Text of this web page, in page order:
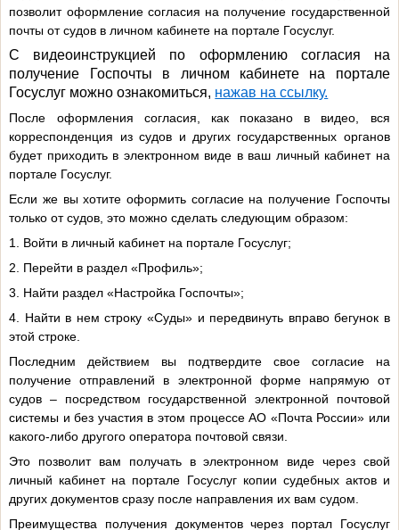
позволит оформление согласия на получение государственной
почты от судов в личном кабинете на портале Госуслуг.
С видеоинструкцией по оформлению согласия на
получение Госпочты в личном кабинете на портале
Госуслуг можно ознакомиться, нажав на ссылку.
После оформления согласия, как показано в видео, вся
корреспонденция из судов и других государственных органов
будет приходить в электронном виде в ваш личный кабинет на
портале Госуслуг.
Если же вы хотите оформить согласие на получение Госпочты
только от судов, это можно сделать следующим образом:
1. Войти в личный кабинет на портале Госуслуг;
2. Перейти в раздел «Профиль»;
3. Найти раздел «Настройка Госпочты»;
4. Найти в нем строку «Суды» и передвинуть вправо бегунок в
этой строке.
Последним действием вы подтвердите свое согласие на
получение отправлений в электронной форме напрямую от
судов – посредством государственной электронной почтовой
системы и без участия в этом процессе АО «Почта России» или
какого-либо другого оператора почтовой связи.
Это позволит вам получать в электронном виде через свой
личный кабинет на портале Госуслуг копии судебных актов и
других документов сразу после направления их вам судом.
Преимущества получения документов через портал Госуслуг